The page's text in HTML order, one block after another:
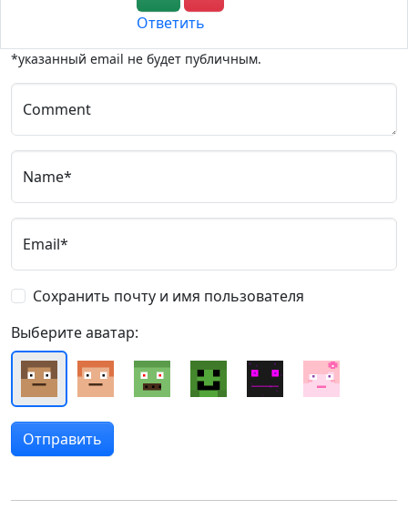
Ответить
*указанный email не будет публичным.
Comment
Name*
Email*
Сохранить почту и имя пользователя
Выберите аватар: